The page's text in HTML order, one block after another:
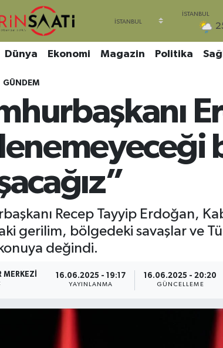
Dünya Ekonomi Magazin Politika
GÜNDEM
Recep Tayyip Erdoğan,
gerilim, bölgedeki savaşlar ve
değindi.
MERKEZI 16.06.2025 - 19:17
YAYINLANMA
16.06.2025 - 20:20
GÜNCELLEME
ve Fikstür